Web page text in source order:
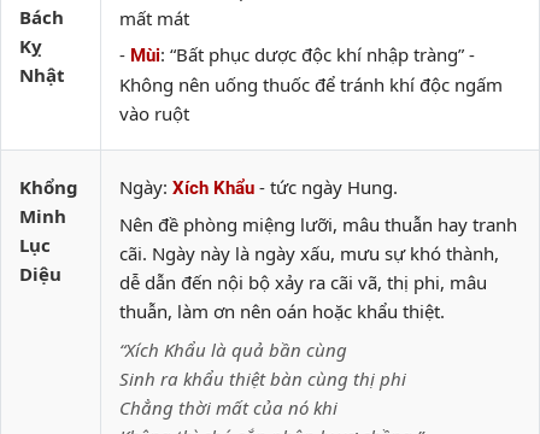
Bách
Kỵ
Nhật
mất mát
- Mùi: “Bất phục dược độc khí nhập tràng” -
Không nên uống thuốc để tránh khí độc ngấm
vào ruột
Khổng
Minh
Lục
Diệu
Ngày: Xích Khẩu - tức ngày Hung.
Nên đề phòng miệng lưỡi, mâu thuẫn hay tranh
cãi. Ngày này là ngày xấu, mưu sự khó thành,
dễ dẫn đến nội bộ xảy ra cãi vã, thị phi, mâu
thuẫn, làm ơn nên oán hoặc khẩu thiệt.
“Xích Khẩu là quả bần cùng
Sinh ra khẩu thiệt bàn cùng thị phi
Chẳng thời mất của nó khi